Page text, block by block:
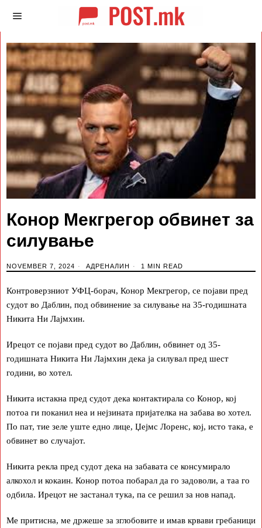
Конор Мекгрегор обвинет за
силување
NOVEMBER 7, 2024 АДРЕНАЛИН 1 MIN READ
Контроверзниот УФЦ-борач, Конор Мекгрегор, се појави пред
судот во Даблин, под обвинение за силување на 35-годишната
Никита Ни Лајмхин.
Ирецот се појави пред судот во Даблин, обвинет од 35-
годишната Никита Ни Лајмхин дека ја силувал пред шест
години, во хотел.
Никита истакна пред судот дека контактирала со Конор, кој
потоа ги поканил неа и нејзината пријателка на забава во хотел.
По пат, тие зеле уште едно лице, Џејмс Лоренс, кој, исто така, е
обвинет во случајот.
Никита рекла пред судот дека на забавата се консумирало
алкохол и кокаин. Конор потоа побарал да го задоволи, а таа го
одбила. Ирецот не застанал тука, па се решил за нов напад.
Ме притисна, ме држеше за зглобовите и имав крвави гребаници